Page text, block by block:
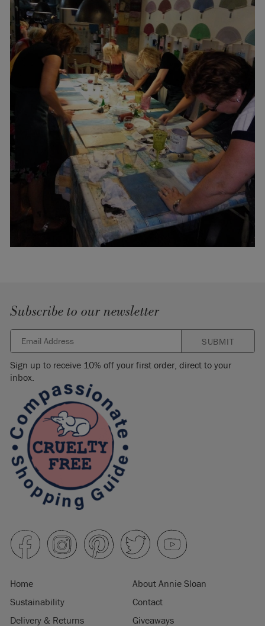
Subscribe to our newsletter
SUBMIT
Sign up to receive 10% off your first order, direct to your
inbox.
Home
About Annie Sloan
Sustainability
Contact
Delivery & Returns
Giveaways